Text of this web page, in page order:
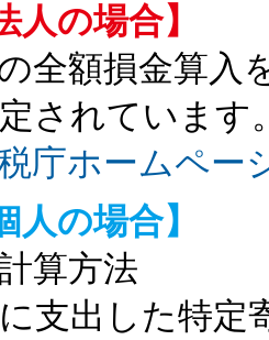
人の場合】
全額損金算入
されています
庁ホームペー
人の場合】
算方法
に支出した特